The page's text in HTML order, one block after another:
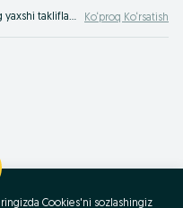
Zafar Bolalar elektromobillari bo'limida eng yaxshi takliflar. OLXda hamyonbop narxlarda mahsulot va xizmatlarning katta tanlovi! OLX.uz da ko'plab takliflar! Ko‘proq Ko‘rsatish
Cookies'ni sozlashingiz